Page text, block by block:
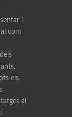
i
com
els
al